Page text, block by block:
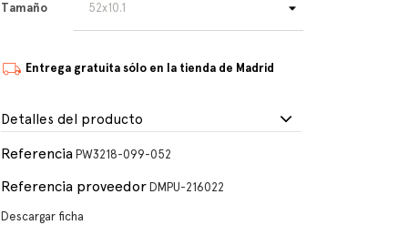
Tamaño
Entrega gratuita sólo en la tienda de Madrid
Detalles del producto
Referencia PW3218-099-052
Referencia proveedor DMPU-216022
Descargar ficha